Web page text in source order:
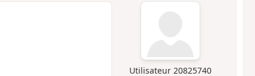
Utilisateur 20825740